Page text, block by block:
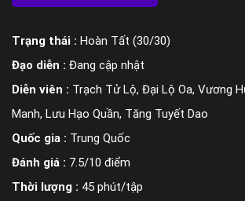
Trạng thái : Hoàn Tất (30/30)
Đạo diễn : Đang cập nhật
Diễn viên : Trạch Tử Lộ, Đại Lộ Oa, Vương
Manh, Lưu Hạo Quần, Tăng Tuyết Dao
Quốc gia : Trung Quốc
Đánh giá : 7.5/10 điểm
Thời lượng : 45 phút/tập